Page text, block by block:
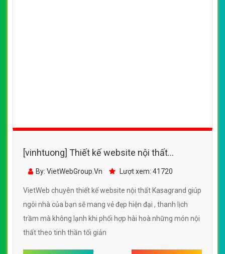
[vinhtuong] Thiết kế website nội thất
Kasagrand đẹp, chuyên nghiệp chuẩn SEO
By: VietWebGroup.Vn Lượt xem: 41720
VietWeb chuyên thiết kế website nội thất Kasagrand giúp
ngôi nhà của bạn sẽ mang vẻ đẹp hiện đại , thanh lịch
trầm mà không lạnh khi phối hợp hài hoà những món nội
thất theo tinh thần tối giản